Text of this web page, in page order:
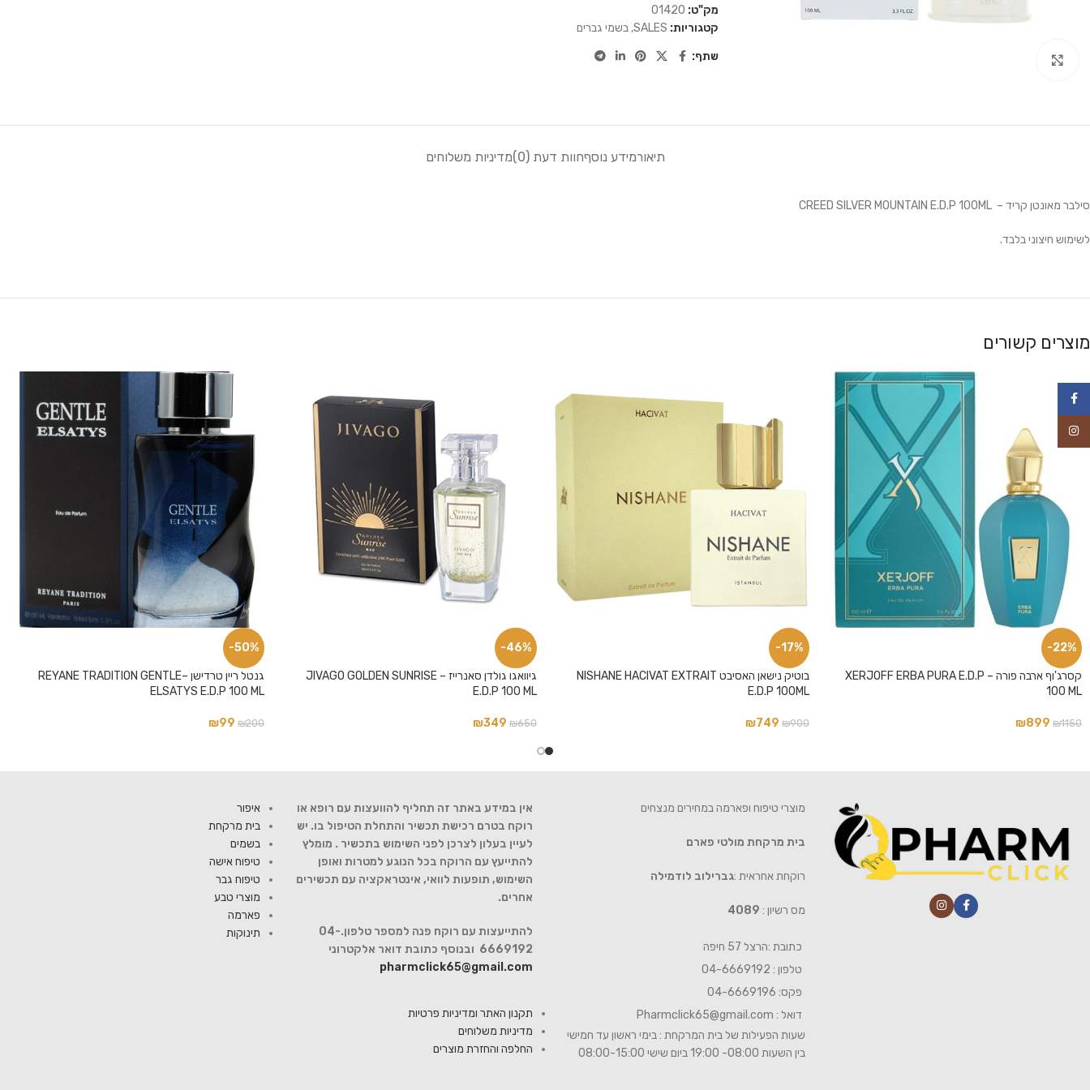
מק"ט: 01420
קטגוריות: SALES
, בשמי גברים
שתף:
תיאורמידע נוסףחוות דעת (0) מדיניות משלוחים
סילבר מאונטן קריד – CREED SILVER MOUNTAIN E.D.P 100ML
לשימוש חיצוני בלבד.
מוצרים קשורים
-22%
קסרג'וף ארבה פורה – XERJOFF ERBA PURA E.D.P
100 ML
₪1150
₪899
-17%
בוטיק נישאן האסיבט NISHANE HACIVAT EXTRAIT
E.D.P 100ML
₪900
₪749
-46%
גיוואגו גולדן סאנרייז – JIVAGO GOLDEN SUNRISE
E.D.P 100 ML
₪650
₪349
-50%
גנטל ריין טרדישן –REYANE TRADITION GENTLE
ELSATYS E.D.P 100 ML
₪200
₪99
איפור
בית מרקחת
בשמים
טיפוח אישה
טיפוח גבר
מוצרי טבע
פארמה
תינוקות
אין במידע באתר זה תחליף להוועצות עם רופא או
רוקח בטרם רכישת תכשיר והתחלת הטיפול בו. יש
לעיין בעלון לצרכן לפני השימוש בתכשיר . מומלץ
להתייעץ עם הרוקח בכל הנוגע למטרות ואופן
השימוש, תופעות לוואי, אינטראקציה עם תכשירים
אחרים.
להתייעצות עם רוקח פנה למספר טלפון.04-
6669192 ובנוסף כתובת דואר אלקטרוני
pharmclick65@gmail.com
תקנון האתר ומדיניות פרטיות
מדיניות משלוחים
החלפה והחזרת מוצרים
מוצרי טיפוח ופארמה במחירים מנצחים
בית מרקחת מולטי פארם
רוקחת אחראית :גברילוב לודמילה
מס רשיון : 4089
כתובת :הרצל 57 חיפה
טלפון : 04-6669192
פקס: 04-6669196
דואל : Pharmclick65@gmail.com
שעות הפעילות של בית המרקחת : בימי ראשון עד חמישי
בין השעות 08:00- 19:00 ביום שישי 08:00-15:00
אינסטגרם